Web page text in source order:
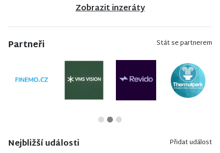
Zobrazit inzeráty
Partneři Stát se partnerem
Nejbližší události Přidat událost